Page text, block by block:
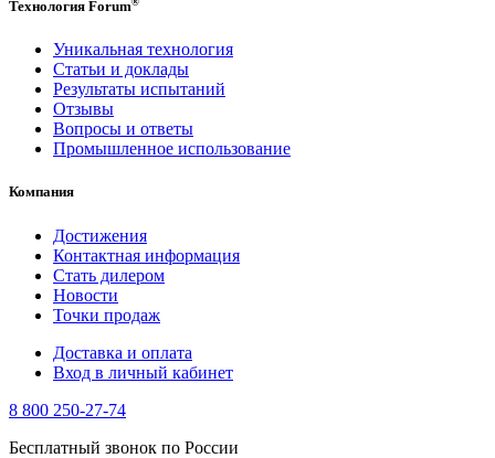
Технология Forum
Уникальная технология
Статьи и доклады
Результаты испытаний
Отзывы
Вопросы и ответы
Промышленное использование
Компания
Достижения
Контактная информация
Стать дилером
Новости
Точки продаж
Доставка и оплата
Вход в личный кабинет
8 800 250-27-74
Бесплатный звонок по России